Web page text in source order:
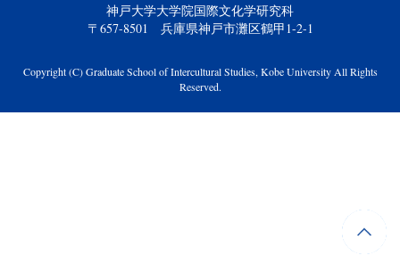
神戸大学大学院国際文化学研究科
〒657-8501 兵庫県神戸市灘区鶴甲1-2-1
Copyright (C) Graduate School of Intercultural Studies, Kobe University All Rights
Reserved.